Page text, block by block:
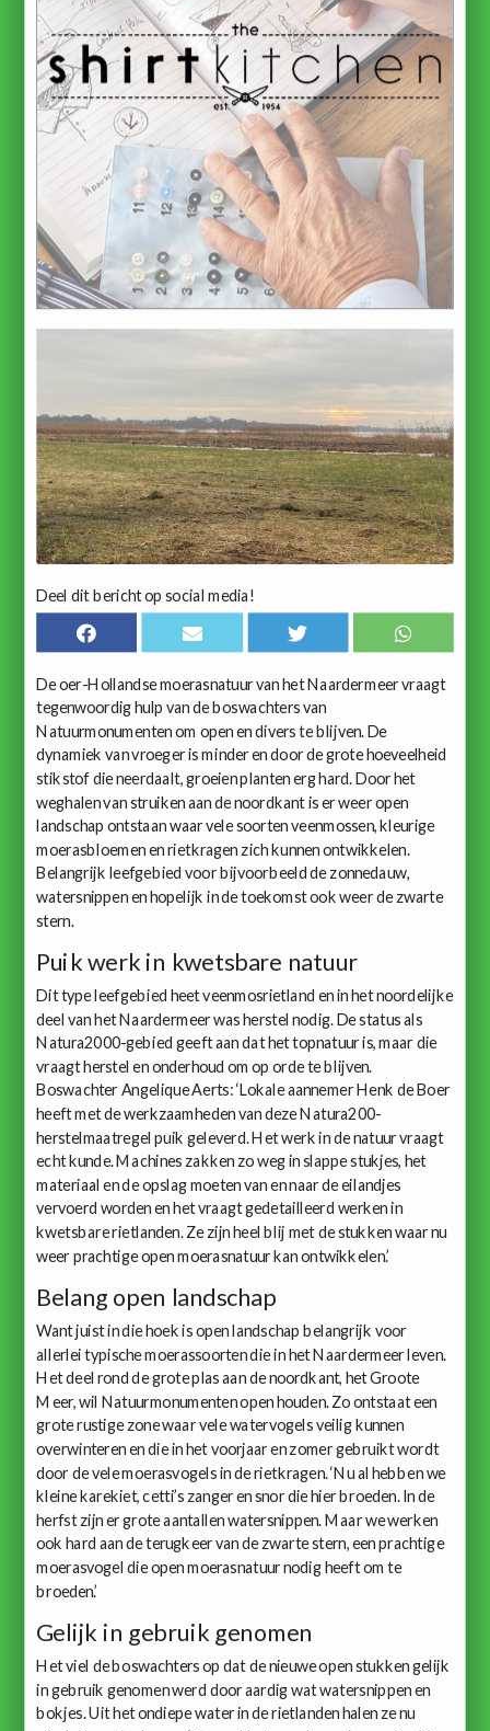
Deel dit bericht op social media!
De oer-Hollandse moerasnatuur van het Naardermeer vraagt
tegenwoordig hulp van de boswachters van
Natuurmonumenten om open en divers te blijven. De
dynamiek van vroeger is minder en door de grote hoeveelheid
stikstof die neerdaalt, groeien planten erg hard. Door het
weghalen van struiken aan de noordkant is er weer open
landschap ontstaan waar vele soorten veenmossen, kleurige
moerasbloemen en rietkragen zich kunnen ontwikkelen.
Belangrijk leefgebied voor bijvoorbeeld de zonnedauw,
watersnippen en hopelijk in de toekomst ook weer de zwarte
stern.
Puik werk in kwetsbare natuur
Dit type leefgebied heet veenmosrietland en in het noordelijke
deel van het Naardermeer was herstel nodig. De status als
Natura2000-gebied geeft aan dat het topnatuur is, maar die
vraagt herstel en onderhoud om op orde te blijven.
Boswachter Angelique Aerts: ‘Lokale aannemer Henk de Boer
heeft met de werkzaamheden van deze Natura200-
herstelmaatregel puik geleverd. Het werk in de natuur vraagt
echt kunde. Machines zakken zo weg in slappe stukjes, het
materiaal en de opslag moeten van en naar de eilandjes
vervoerd worden en het vraagt gedetailleerd werken in
kwetsbare rietlanden. Ze zijn heel blij met de stukken waar nu
weer prachtige open moerasnatuur kan ontwikkelen.’
Belang open landschap
Want juist in die hoek is open landschap belangrijk voor
allerlei typische moerassoorten die in het Naardermeer leven.
Het deel rond de grote plas aan de noordkant, het Groote
Meer, wil Natuurmonumenten open houden. Zo ontstaat een
grote rustige zone waar vele watervogels veilig kunnen
overwinteren en die in het voorjaar en zomer gebruikt wordt
door de vele moerasvogels in de rietkragen. ‘Nu al hebben we
kleine karekiet, cetti’s zanger en snor die hier broeden. In de
herfst zijn er grote aantallen watersnippen. Maar we werken
ook hard aan de terugkeer van de zwarte stern, een prachtige
moerasvogel die open moerasnatuur nodig heeft om te
broeden.’
Gelijk in gebruik genomen
Het viel de boswachters op dat de nieuwe open stukken gelijk
in gebruik genomen werd door aardig wat watersnippen en
bokjes. Uit het ondiepe water in de rietlanden halen ze nu